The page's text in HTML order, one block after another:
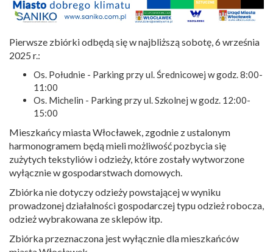
Pierwsze zbiórki odbędą się w najbliższą sobotę, 6 września
2025 r.:
Os. Południe - Parking przy ul. Średnicowej w godz. 8:00-
11:00
Os. Michelin - Parking przy ul. Szkolnej w godz. 12:00-
15:00
Mieszkańcy miasta Włocławek, zgodnie z ustalonym
harmonogramem będą mieli możliwość pozbycia się
zużytych tekstyliów i odzieży, które zostały wytworzone
wyłącznie w gospodarstwach domowych.
Zbiórka nie dotyczy odzieży powstającej w wyniku
prowadzonej działalności gospodarczej typu odzież robocza,
odzież wybrakowana ze sklepów itp.
Zbiórka przeznaczona jest wyłącznie dla mieszkańców